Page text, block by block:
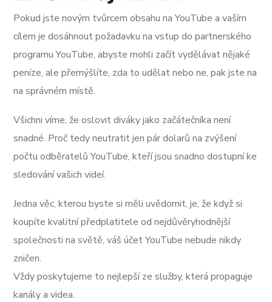
Pokud jste novým tvůrcem obsahu na YouTube a vaším
cílem je dosáhnout požadavku na vstup do partnerského
programu YouTube, abyste mohli začít vydělávat nějaké
peníze, ale přemýšlíte, zda to udělat nebo ne, pak jste na
na správném místě.
Všichni víme, že oslovit diváky jako začátečníka není
snadné. Proč tedy neutratit jen pár dolarů na zvýšení
počtu odběratelů YouTube, kteří jsou snadno dostupní ke
sledování vašich videí.
Jedna věc, kterou byste si měli uvědomit, je, že když si
koupíte kvalitní předplatitele od nejdůvěryhodnější
společnosti na světě, váš účet YouTube nebude nikdy
zničen.
Vždy poskytujeme to nejlepší ze služby, která propaguje
kanály a videa.